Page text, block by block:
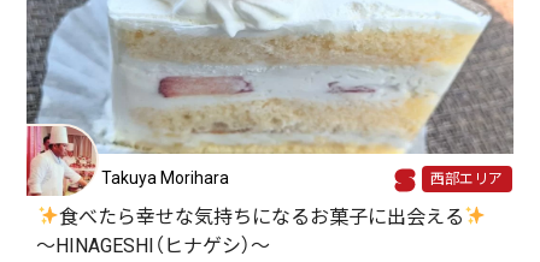
Takuya Morihara 西部エリア
食べたら幸せな気持ちになるお菓子に出会える
〜HINAGESHI（ヒナゲシ）〜